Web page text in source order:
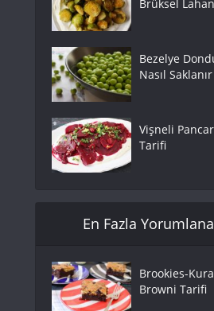
Brüksel
Bezelye
Nasıl
Vişneli
Tarifi
En Fazla
Brookies-
Browni Tarifi